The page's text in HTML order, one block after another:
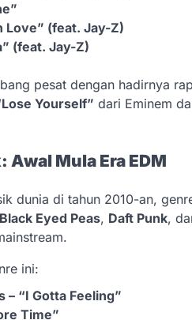
Love” (feat. Jay-Z)
(feat. Jay-Z)
pesat dengan hadirnya
Yourself” dari Eminem
Mula Era EDM
dunia di tahun 2010-an,
Eyed Peas, Daft Punk,
ini:
– “I Gotta Feeling”
Time”